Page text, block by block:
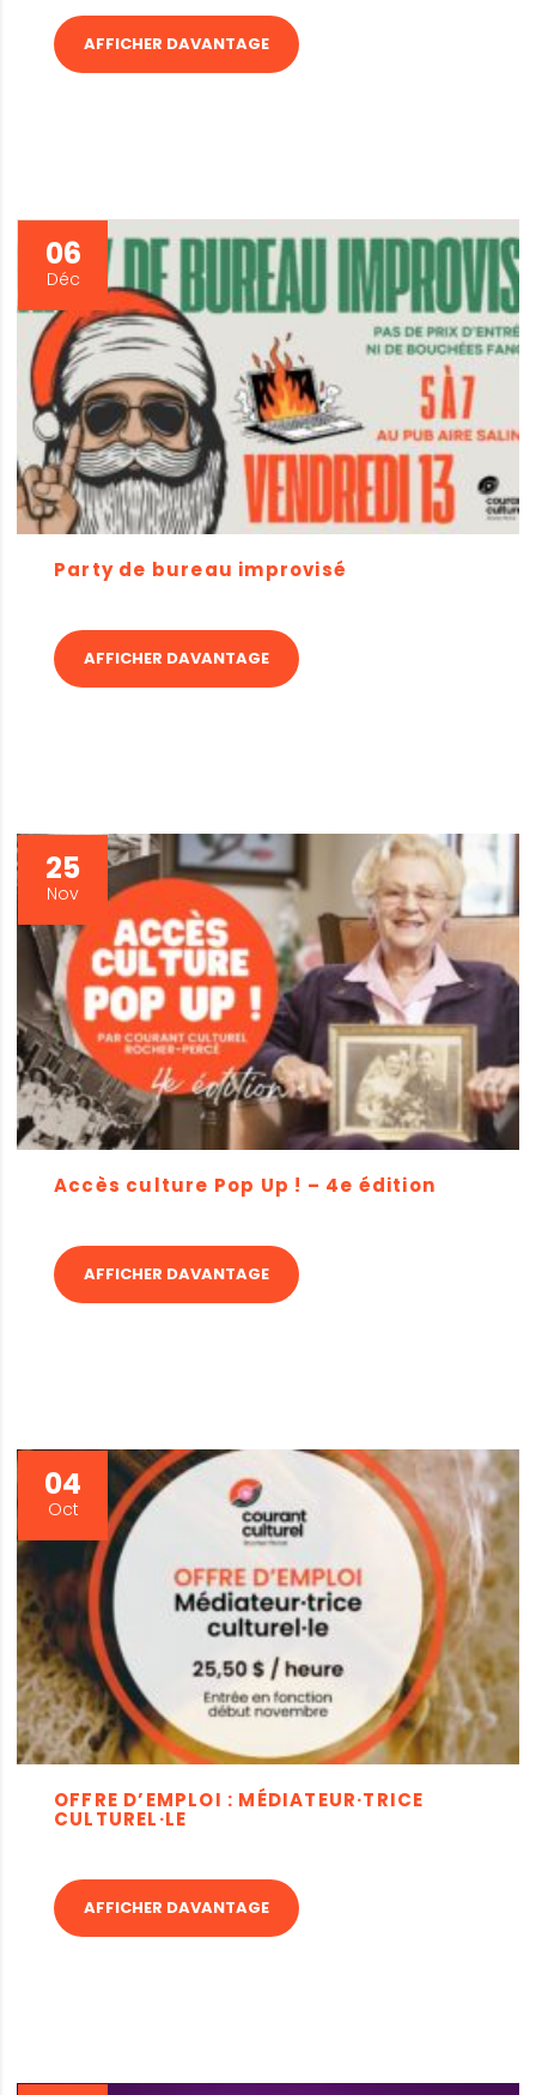
AFFICHER DAVANTAGE
06
Déc
Party de bureau improvisé
AFFICHER DAVANTAGE
25
Nov
Accès culture Pop Up ! – 4e édition
AFFICHER DAVANTAGE
04
Oct
OFFRE D’EMPLOI : MÉDIATEUR·TRICE
CULTUREL·LE
AFFICHER DAVANTAGE